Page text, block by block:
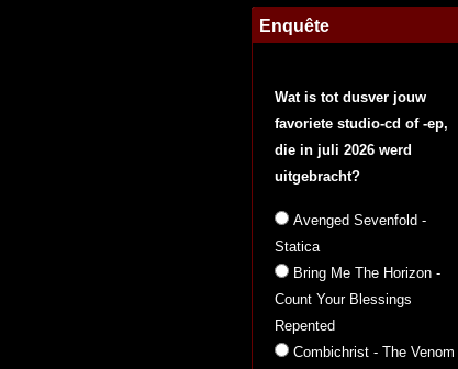
Enquête
Wat is tot dusver jouw
favoriete studio-cd of -ep,
die in juli 2026 werd
uitgebracht?
Avenged Sevenfold -
Statica
Bring Me The Horizon -
Count Your Blessings
Repented
Combichrist - The Venom